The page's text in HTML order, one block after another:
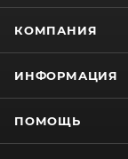
КОМПАНИЯ
ИНФОРМАЦИЯ
ПОМОЩЬ